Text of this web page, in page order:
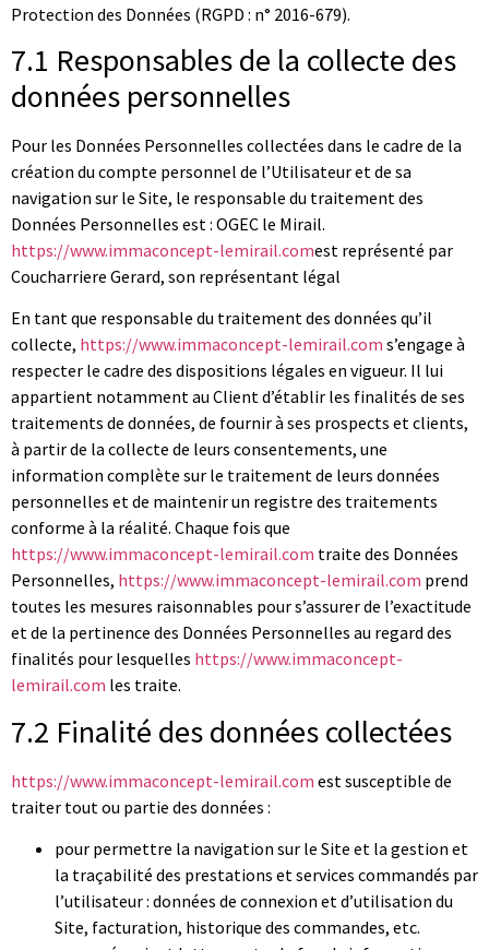
Protection des Données (RGPD : n° 2016-679).
7.1 Responsables de la collecte des
données personnelles
Pour les Données Personnelles collectées dans le cadre de la
création du compte personnel de l’Utilisateur et de sa
navigation sur le Site, le responsable du traitement des
Données Personnelles est : OGEC le Mirail.
https://www.immaconcept-lemirail.comest représenté par
Coucharriere Gerard, son représentant légal
En tant que responsable du traitement des données qu’il
collecte, https://www.immaconcept-lemirail.com s’engage à
respecter le cadre des dispositions légales en vigueur. Il lui
appartient notamment au Client d’établir les finalités de ses
traitements de données, de fournir à ses prospects et clients,
à partir de la collecte de leurs consentements, une
information complète sur le traitement de leurs données
personnelles et de maintenir un registre des traitements
conforme à la réalité. Chaque fois que
https://www.immaconcept-lemirail.com traite des Données
Personnelles, https://www.immaconcept-lemirail.com prend
toutes les mesures raisonnables pour s’assurer de l’exactitude
et de la pertinence des Données Personnelles au regard des
finalités pour lesquelles https://www.immaconcept-
lemirail.com les traite.
7.2 Finalité des données collectées
https://www.immaconcept-lemirail.com est susceptible de
traiter tout ou partie des données :
pour permettre la navigation sur le Site et la gestion et
la traçabilité des prestations et services commandés par
l’utilisateur : données de connexion et d’utilisation du
Site, facturation, historique des commandes, etc.